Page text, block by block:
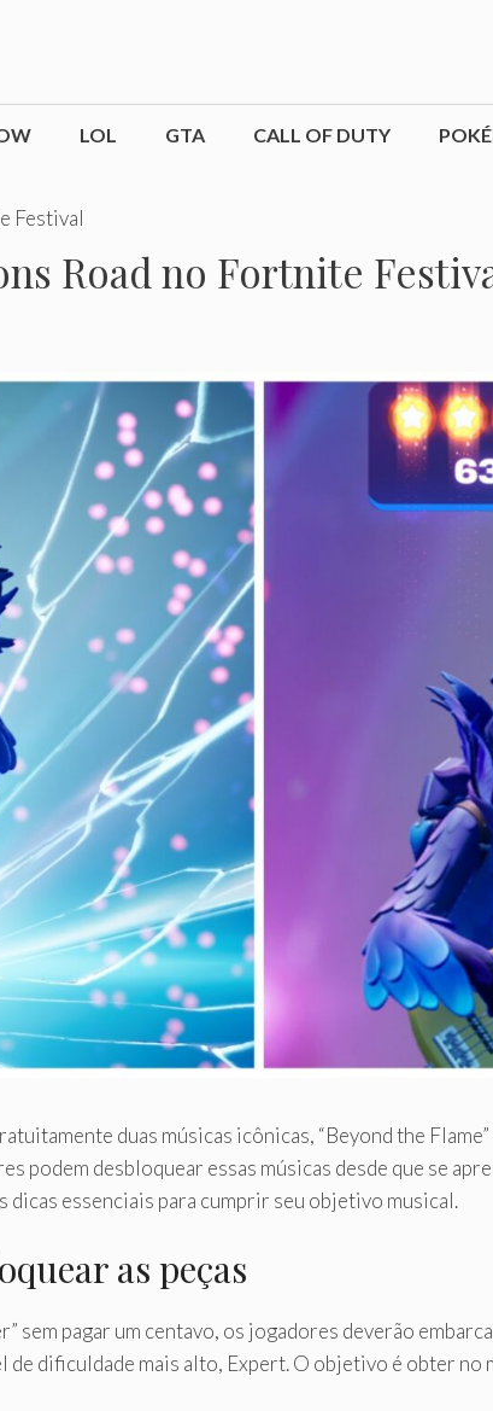
LOL GTA CALL OF DUTY
Festival
Road no Fortnite
duas músicas icônicas, “Beyond the Flame”
podem desbloquear essas músicas desde que se
essenciais para cumprir seu objetivo musical.
as peças
sem pagar um centavo, os jogadores deverão
dificuldade mais alto, Expert. O objetivo é obter no